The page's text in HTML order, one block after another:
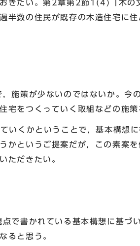
きたい。第2章第2節1(4)「木の
半数の住民が既存の木造住宅に
施策が少ないのではないか。今
宅をつくっていく取組などの施策
くかということで，基本構想
かというご提案だが，この素案
ただきたい。
で書かれている基本構想に基づ
ると思う。